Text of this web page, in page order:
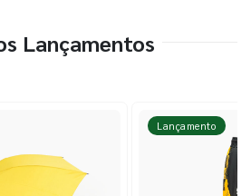
Lançamentos
Lançamento